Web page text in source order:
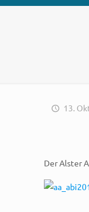
13.
Der Alster